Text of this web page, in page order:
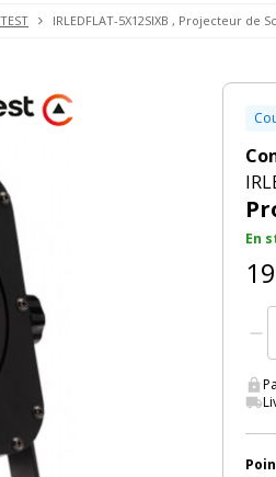
IRLEDFLAT-5X12SIXB , Projecteur de
En